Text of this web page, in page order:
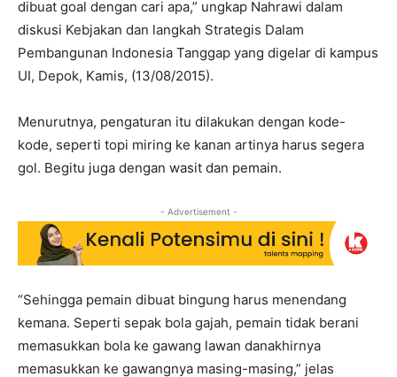
dibuat goal dengan cari apa,” ungkap Nahrawi dalam
diskusi Kebjakan dan langkah Strategis Dalam
Pembangunan Indonesia Tanggap yang digelar di kampus
UI, Depok, Kamis, (13/08/2015).
Menurutnya, pengaturan itu dilakukan dengan kode-
kode, seperti topi miring ke kanan artinya harus segera
gol. Begitu juga dengan wasit dan pemain.
- Advertisement -
“Sehingga pemain dibuat bingung harus menendang
kemana. Seperti sepak bola gajah, pemain tidak berani
memasukkan bola ke gawang lawan danakhirnya
memasukkan ke gawangnya masing-masing,” jelas